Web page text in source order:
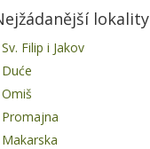
lokality
Sv. Filip i Jakov
Duće
Omiš
Promajna
Makarska